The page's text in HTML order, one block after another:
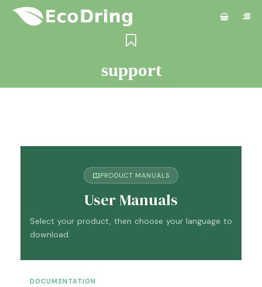
support
PRODUCT MANUALS
User Manuals
Select your product, then choose your language to
download.
DOCUMENTATION